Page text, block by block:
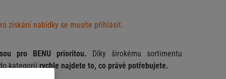
získání nabídky se musíte přihlásit.
pro BENU prioritou. Díky širokému sortimentu
kategoriírychle najdete to, co právě potřebujete.